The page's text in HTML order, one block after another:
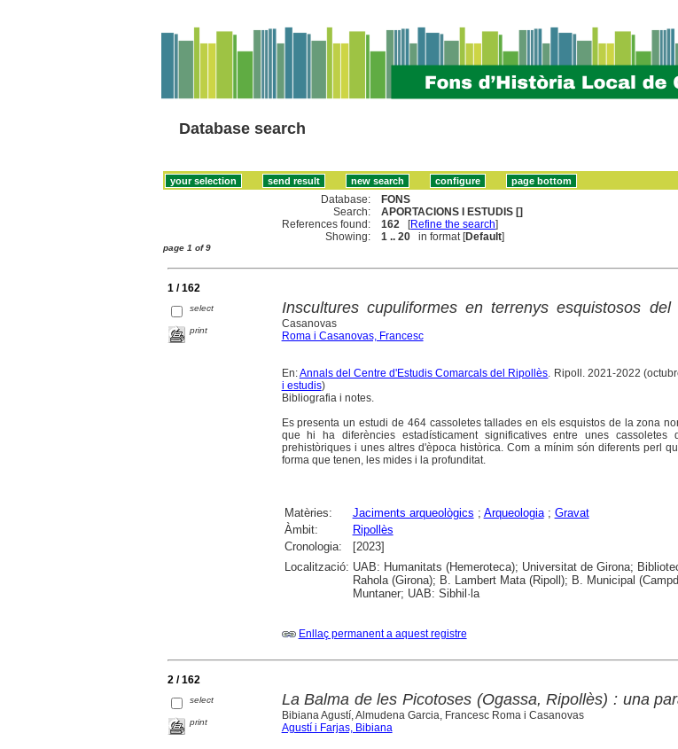
Database search
Database:
FONS
Search:
APORTACIONS I ESTUDIS []
References found:
162 [Refine the search]
Showing:
1 .. 20 in format [Default]
page 1 of 9
1 / 162
select
print
Inscultures cupuliformes en terrenys esquistosos del
Casanovas
Roma i Casanovas, Francesc
En:Annals del Centre d'Estudis Comarcals del Ripollès. Ripoll. 2021-2022
i estudis)
Bibliografia i notes.
Es presenta un estudi de 464 cassoletes tallades en els esquistos de la zona
que hi ha diferències estadísticament significatives entre unes
prehistòriques i unes altres d'època històrica. Com a mínim són diferents perl
forma que tenen, les mides i la profunditat.
Matèries: Jaciments arqueològics ; Arqueologia; Gravat
Àmbit:
Ripollès
Cronologia:
[2023]
Localització: UAB: Humanitats (Hemeroteca); Universitat de Girona;
Rahola (Girona); B. Lambert Mata (Ripoll); B. Municipal
Muntaner; UAB: Sibhil·la
Enllaç permanent a aquest registre
2 / 162
select
print
La Balma de les Picotoses (Ogassa, Ripollès) : una
Bibiana Agustí, Almudena Garcia, Francesc Roma i Casanovas
Agustí i Farjas, Bibiana